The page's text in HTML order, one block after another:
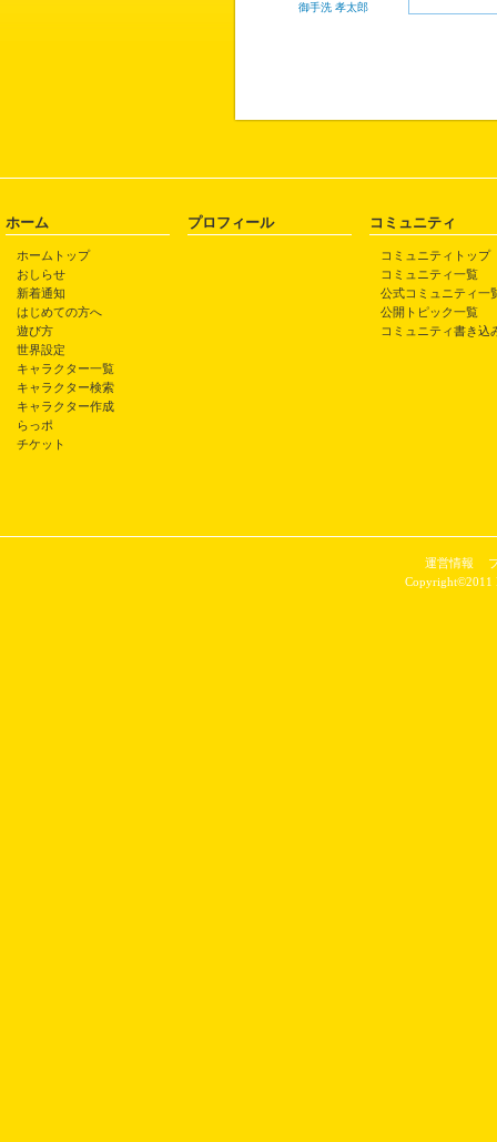
御手洗 孝太郎
ホーム
ホームトップ
おしらせ
新着通知
はじめての方へ
遊び方
世界設定
キャラクター一覧
キャラクター検索
キャラクター作成
らっポ
チケット
プロフィール コミュニティ
コミュニティトップ
コミュニティ一覧
公式コミュニティ一
公開トピック一覧
コミュニティ書き込
運営情報
Copyright©2011